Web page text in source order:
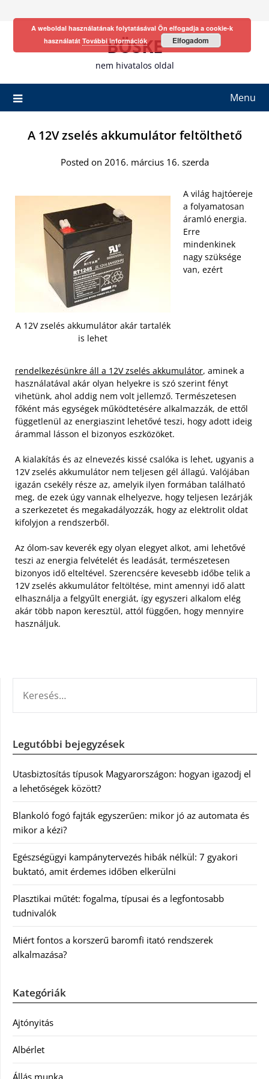
BÖSKE
nem hivatalos oldal
Menu
A 12V zselés akkumulátor feltölthető
Posted on 2016. március 16. szerda
A 12V zselés akkumulátor akár tartalék
is lehet
A világ hajtóereje
a folyamatosan
áramló energia.
Erre
mindenkinek
nagy szüksége
van, ezért
rendelkezésünkre áll a 12V zselés akkumulátor, aminek a
használatával akár olyan helyekre is szó szerint fényt
vihetünk, ahol addig nem volt jellemző. Természetesen
főként más egységek működtetésére alkalmazzák, de ettől
függetlenül az energiaszint lehetővé teszi, hogy adott ideig
árammal lásson el bizonyos eszközöket.
A kialakítás és az elnevezés kissé csalóka is lehet, ugyanis a
12V zselés akkumulátor nem teljesen gél állagú. Valójában
igazán csekély része az, amelyik ilyen formában található
meg, de ezek úgy vannak elhelyezve, hogy teljesen lezárják
a szerkezetet és megakadályozzák, hogy az elektrolit oldat
kifolyjon a rendszerből.
Az ólom-sav keverék egy olyan elegyet alkot, ami lehetővé
teszi az energia felvételét és leadását, természetesen
bizonyos idő elteltével. Szerencsére kevesebb időbe telik a
12V zselés akkumulátor feltöltése, mint amennyi idő alatt
elhasználja a felgyűlt energiát, így egyszeri alkalom elég
akár több napon keresztül, attól függően, hogy mennyire
használjuk.
Legutóbbi bejegyzések
Utasbiztosítás típusok Magyarországon: hogyan igazodj el
a lehetőségek között?
Blankoló fogó fajták egyszerűen: mikor jó az automata és
mikor a kézi?
Egészségügyi kampánytervezés hibák nélkül: 7 gyakori
buktató, amit érdemes időben elkerülni
Plasztikai műtét: fogalma, típusai és a legfontosabb
tudnivalók
Miért fontos a korszerű baromfi itató rendszerek
alkalmazása?
Kategóriák
Ajtónyitás
Albérlet
Állás munka
A weboldal használatának folytatásával Ön elfogadja a cookie-k
használatát További információk Elfogadom